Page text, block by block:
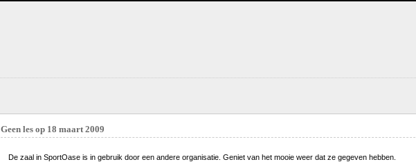
Geen les op 18 maart 2009
De zaal in SportOase is in gebruik door een andere organisatie. Geniet van het mooie weer dat ze gegeven hebben.